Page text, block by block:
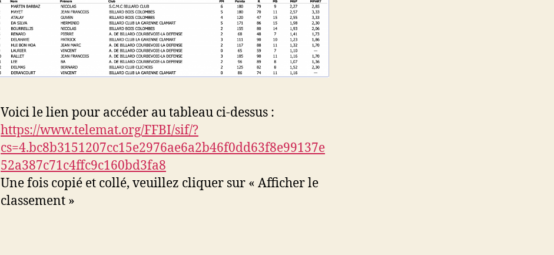
Voici le lien pour accéder au tableau ci-dessus :
https://www.telemat.org/FFBI/sif/?
cs=4.bc8b3151207cc15e2976ae6a2b46f0dd63f8e99137e
52a387c71c4ffc9c160bd3fa8
Une fois copié et collé, veuillez cliquer sur « Afficher le
classement »